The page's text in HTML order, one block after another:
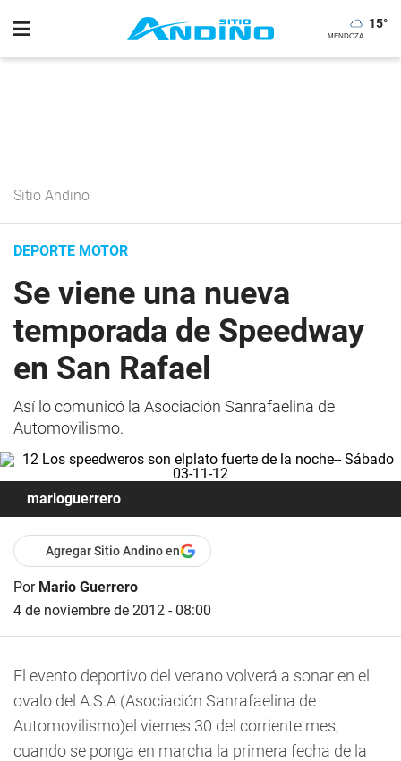
15°
Sitio Andino
DEPORTE MOTOR
Se viene una nueva
temporada de Speedway
en San Rafael
Así lo comunicó la Asociación Sanrafaelina de
Automovilismo.
marioguerrero
Agregar Sitio Andino en
Por Mario Guerrero
4 de noviembre de 2012 - 08:00
El evento deportivo del verano volverá a sonar en el
ovalo del A.S.A (Asociación Sanrafaelina de
Automovilismo)el viernes 30 del corriente mes,
cuando se ponga en marcha la primera fecha de la